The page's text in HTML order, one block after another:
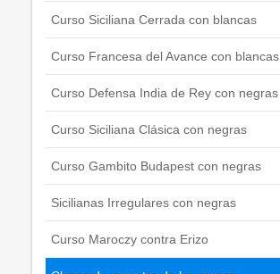
Curso Siciliana Cerrada con blancas
Curso Francesa del Avance con blancas
Curso Defensa India de Rey con negras
Curso Siciliana Clásica con negras
Curso Gambito Budapest con negras
Sicilianas Irregulares con negras
Curso Maroczy contra Erizo